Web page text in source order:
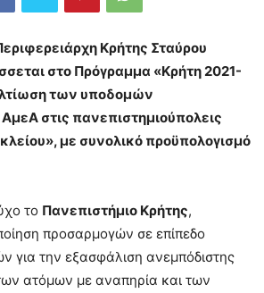
Κρήτης Σταύρου
στο Πρόγραμμα «Κρήτη 2021-
των υποδομών
στις πανεπιστημιούπολεις
με συνολικό προϋπολογισμό
το Πανεπιστήμιο Κρήτης,
προσαρμογών σε επίπεδο
για την εξασφάλιση ανεμπόδιστης
ατόμων με αναπηρία και των